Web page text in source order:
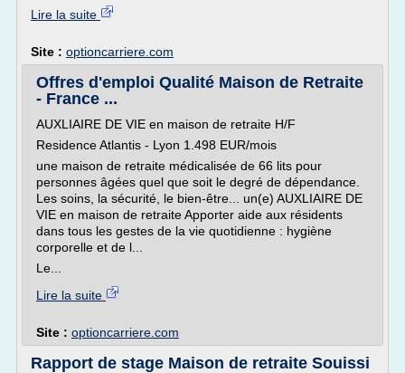
Lire la suite
Site : optioncarriere.com
Offres d'emploi Qualité Maison de Retraite
- France ...
AUXLIAIRE DE VIE en maison de retraite H/F
Residence Atlantis - Lyon 1.498 EUR/mois
une maison de retraite médicalisée de 66 lits pour
personnes âgées quel que soit le degré de dépendance.
Les soins, la sécurité, le bien-être... un(e) AUXLIAIRE DE
VIE en maison de retraite Apporter aide aux résidents
dans tous les gestes de la vie quotidienne : hygiène
corporelle et de l...
Le...
Lire la suite
Site : optioncarriere.com
Rapport de stage Maison de retraite Souissi